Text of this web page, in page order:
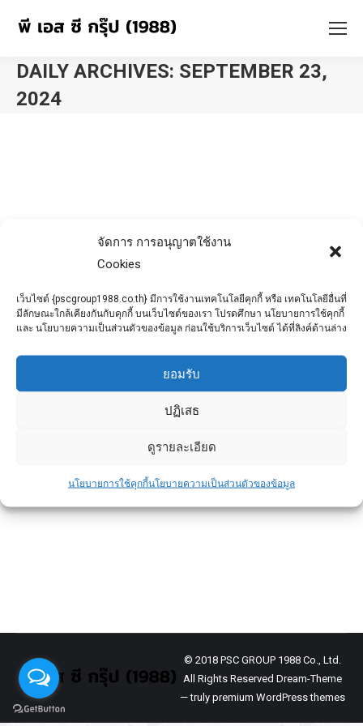
จัดการ การอนุญาตใช้งาน
Cookies
เว็บไซต์ {pscgroup1988.co.th} มีการใช้งานเทคโนโลยีคุกกี้ หรือ เทคโนโลยีอื่นที่
มีลักษณะใกล้เคียงกันกับคุกกี้ บนเว็บไซต์ของเรา โปรดศึกษา นโยบายการใช้คุกกี้
และ นโยบายความเป็นส่วนตัวของข้อมูล ก่อนใช้บริการเว็บไซต์ ได้ที่ลิงค์ด้านล่าง
ยอมรับ
ปฏิเสธ
ดูรายละเอียด
นโยบายการใช้คุกกี้นโยบายความเป็นส่วนตัวของข้อมูล
DAILY ARCHIVES: SEPTEMBER 23,
2024
Byadmin September 23, 2024
การเลือกใช้บันไดในบ้านหรืออาคารนั้นมีความ
สำคัญทั้งในด้านการใช้งานและความสวยงาม
© 2018 PSC GROUP 1988 Co., Ltd.
All Rights Reserved Dream-Theme
— truly premium WordPress themes